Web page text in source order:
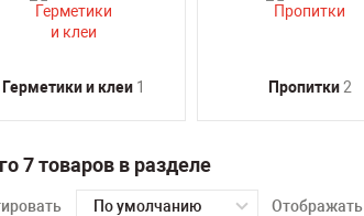
Герметики и клеи 1 Пропитки2
7 товаров в разделе
По умолчанию Отображать